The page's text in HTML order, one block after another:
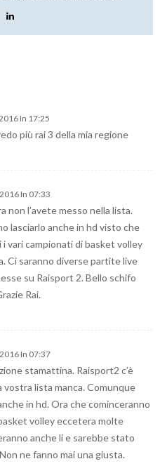
In 17:25
più rai 3 della mia regione
In 07:33
non l’avete messo nella lista.
lasciarlo anche in hd visto che
vari campionati di basket volley
Ci saranno diverse partite live
su Raisport 2. Bello schifo
Rai.
In 07:37
stamattina. Raisport2 c’è
vostra lista manca. Comunque
in hd. Ora che cominceranno
volley eccetera molte
anche li e sarebbe stato
ne fanno mai una giusta.